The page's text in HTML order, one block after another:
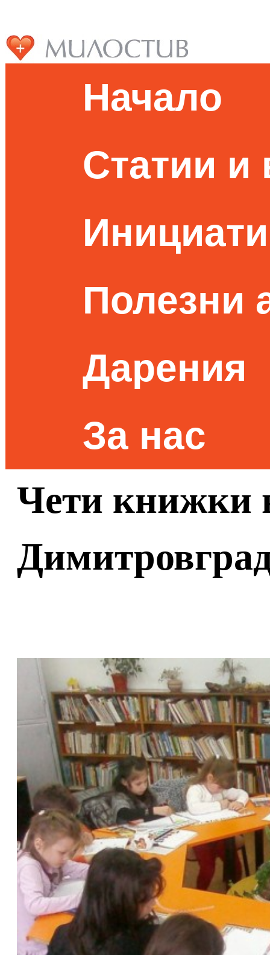
Начало
Статии и
Полезни
Дарения
За нас
Чети книжки